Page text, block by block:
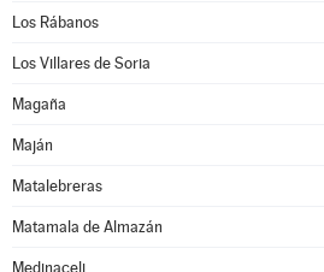
Los Rábanos
Los Villares de Soria
Magaña
Maján
Matalebreras
Matamala de Almazán
Medinaceli